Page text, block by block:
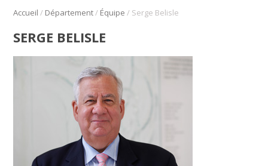
Accueil / Département/ Équipe / Serge Belisle
SERGE BELISLE